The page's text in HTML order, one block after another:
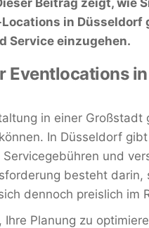
in Düsseldorf
Service einzugehen.
Eventlocations
in einer
In Düsseldorf
und
besteht
dennoch preislich im
Planung zu